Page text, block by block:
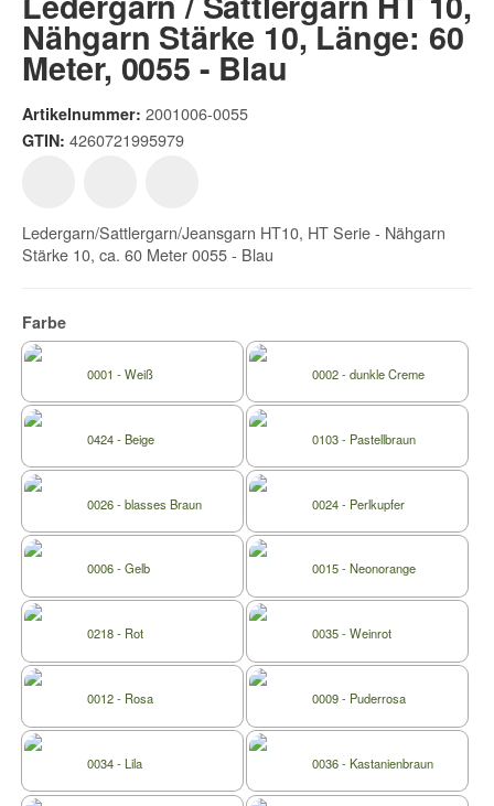
Nähgarn Stärke 10, Länge: 60
Meter, 0055 - Blau
Artikelnummer: 2001006-0055
GTIN: 4260721995979
Ledergarn/Sattlergarn/Jeansgarn HT10, HT Serie - Nähgarn
Stärke 10, ca. 60 Meter 0055 - Blau
Farbe
0001 - Weiß 0002 - dunkle Creme
0424 - Beige 0103 - Pastellbraun
0026 - blasses Braun 0024 - Perlkupfer
0006 - Gelb 0015 - Neonorange
0218 - Rot 0035 - Weinrot
0012 - Rosa 0009 - Puderrosa
0034 - Lila 0036 - Kastanienbraun